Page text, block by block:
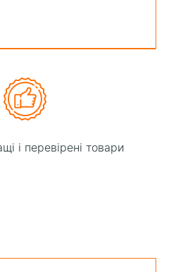
і перевірені товари